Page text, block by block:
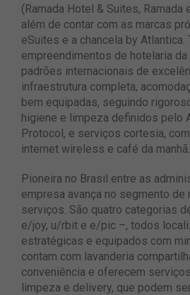
(Ramada Hotel & Suites, Ramada
além de contar com as marcas
eSuites e a chancela by Atlantica.
empreendimentos de hotelaria
padrões internacionais de
infraestrutura completa,
bem equipadas, seguindo
higiene e limpeza definidos pelo
Protocol, e serviços cortesia,
internet wireless e café da manhã.
Pioneira no Brasil entre as
empresa avança no segmento
serviços. São quatro categorias
e/joy, u/rbit e e/pic –, todos
estratégicas e equipados com
contam com lavanderia
conveniência e oferecem
limpeza e delivery, que podem